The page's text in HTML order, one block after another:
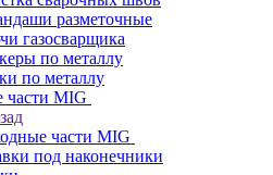
разметочные
газосварщика
по металлу
по металлу
части MIG
части MIG
под наконечники